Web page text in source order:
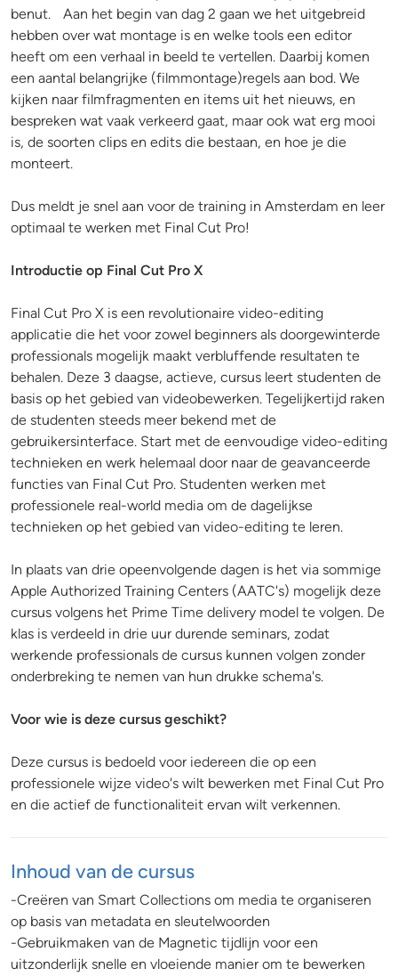
benut. Aan het begin van dag 2 gaan we het uitgebreid
hebben over wat montage is en welke tools een editor
heeft om een verhaal in beeld te vertellen. Daarbij komen
een aantal belangrijke (filmmontage)regels aan bod. We
kijken naar filmfragmenten en items uit het nieuws, en
bespreken wat vaak verkeerd gaat, maar ook wat erg mooi
is, de soorten clips en edits die bestaan, en hoe je die
monteert.
Dus meldt je snel aan voor de training in Amsterdam en leer
optimaal te werken met Final Cut Pro!
Introductie op Final Cut Pro X
Final Cut Pro X is een revolutionaire video-editing
applicatie die het voor zowel beginners als doorgewinterde
professionals mogelijk maakt verbluffende resultaten te
behalen. Deze 3 daagse, actieve, cursus leert studenten de
basis op het gebied van videobewerken. Tegelijkertijd raken
de studenten steeds meer bekend met de
gebruikersinterface. Start met de eenvoudige video-editing
technieken en werk helemaal door naar de geavanceerde
functies van Final Cut Pro. Studenten werken met
professionele real-world media om de dagelijkse
technieken op het gebied van video-editing te leren.
In plaats van drie opeenvolgende dagen is het via sommige
Apple Authorized Training Centers (AATC's) mogelijk deze
cursus volgens het Prime Time delivery model te volgen. De
klas is verdeeld in drie uur durende seminars, zodat
werkende professionals de cursus kunnen volgen zonder
onderbreking te nemen van hun drukke schema's.
Voor wie is deze cursus geschikt?
Deze cursus is bedoeld voor iedereen die op een
professionele wijze video's wilt bewerken met Final Cut Pro
en die actief de functionaliteit ervan wilt verkennen.
Inhoud van de cursus
-Creëren van Smart Collections om media te organiseren
op basis van metadata en sleutelwoorden
-Gebruikmaken van de Magnetic tijdlijn voor een
uitzonderlijk snelle en vloeiende manier om te bewerken